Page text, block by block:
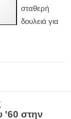
σταθερή
δουλειά για
'60 στην